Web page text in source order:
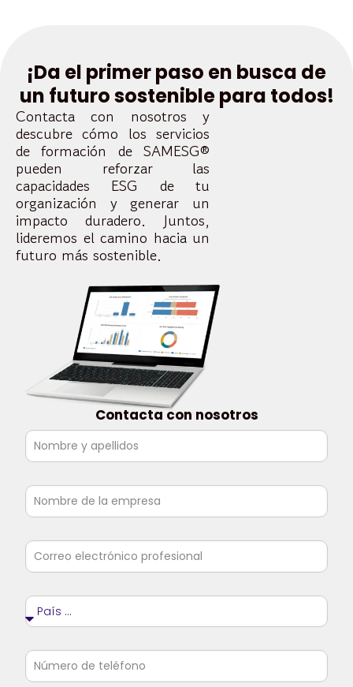
¡Da el primer paso en busca de
un futuro sostenible para todos!
Contacta con nosotros y
descubre cómo los servicios
de formación de SAMESG®
pueden reforzar las
capacidades ESG de tu
organización y generar un
impacto duradero. Juntos,
lideremos el camino hacia un
futuro más sostenible.
Contacta con nosotros